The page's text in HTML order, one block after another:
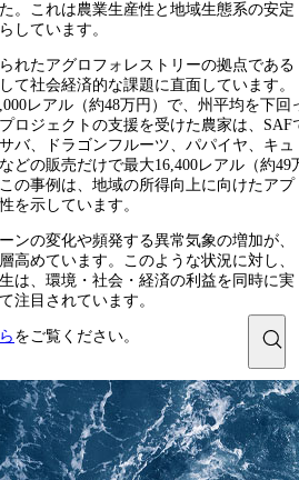
。これは農業生産性と地域生態系の安定
しています。
れたアグロフォレストリーの拠点である
て社会経済的な課題に直面しています。
レアル（約48万円）で、州平均を下回
ロジェクトの支援を受けた農家は、SAF
バ、ドラゴンフルーツ、パパイヤ、キュ
どの販売だけで最大16,400レアル（約49
の事例は、地域の所得向上に向けたアプ
を示しています。
ンの変化や頻発する異常気象の増加が、
高めています。このような状況に対し、
は、環境・社会・経済の利益を同時に実
注目されています。
をご覧ください。